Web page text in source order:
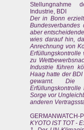
Stellungnahme
Industrie, BDI
Der in Bonn
Bundesverbandes
aber
wies darauf hin,
Anrechnung von
Erfüllungskontrolle
zu
Industrie führen
Haag hatte der
gewarnt. Die
Sorge vor
anderen
GERMANWATCH-
KYOTO IST TOT -